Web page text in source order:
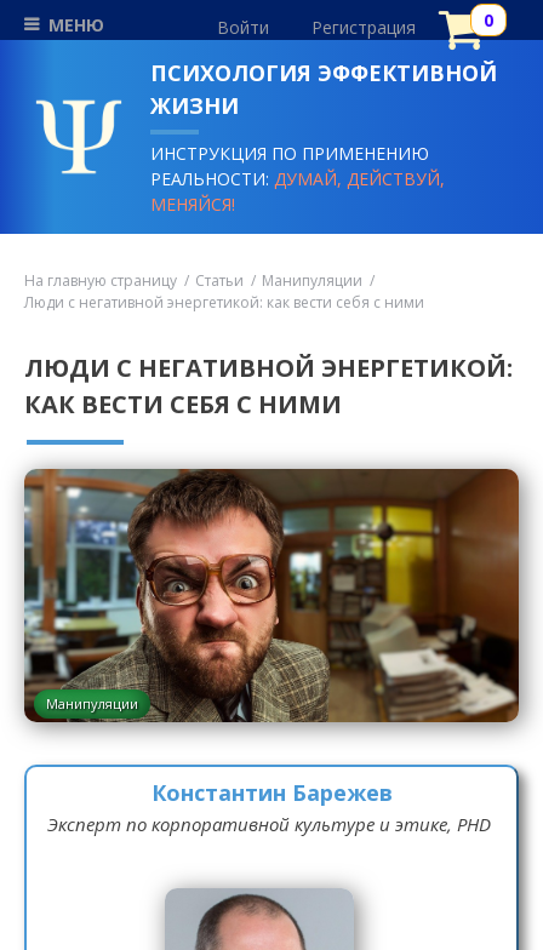
МЕНЮ Войти Регистрация
ПСИХОЛОГИЯ ЭФФЕКТИВНОЙ
ЖИЗНИ
ИНСТРУКЦИЯ ПО ПРИМЕНЕНИЮ
РЕАЛЬНОСТИ:ДУМАЙ, ДЕЙСТВУЙ,
МЕНЯЙСЯ!
На главную страницу Статьи
Манипуляции
Люди с негативной энергетикой: как вести себя с ними
ЛЮДИ С НЕГАТИВНОЙ ЭНЕРГЕТИКОЙ:
КАК ВЕСТИ СЕБЯ С НИМИ
Манипуляции
Константин Барежев
Эксперт по корпоративной культуре и этике, PHD